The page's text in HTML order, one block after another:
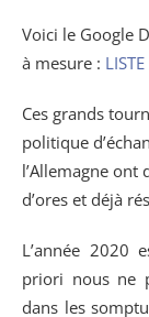
Voici le Google
à mesure :
Ces grands
politique
l’Allemagne
d’ores et déjà
L’année 2020
priori nous ne
dans les